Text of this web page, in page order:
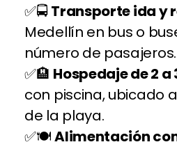
🚍Transporte ida y
Medellín en bus o
número de pasajeros.
🏨 Hospedaje de 2 a
con piscina, ubicado
de la playa.
🍽️Alimentación